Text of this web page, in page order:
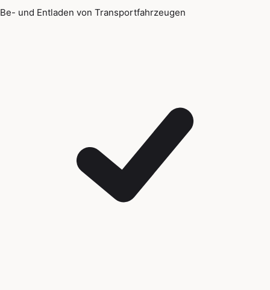
Be- und Entladen von Transportfahrzeugen